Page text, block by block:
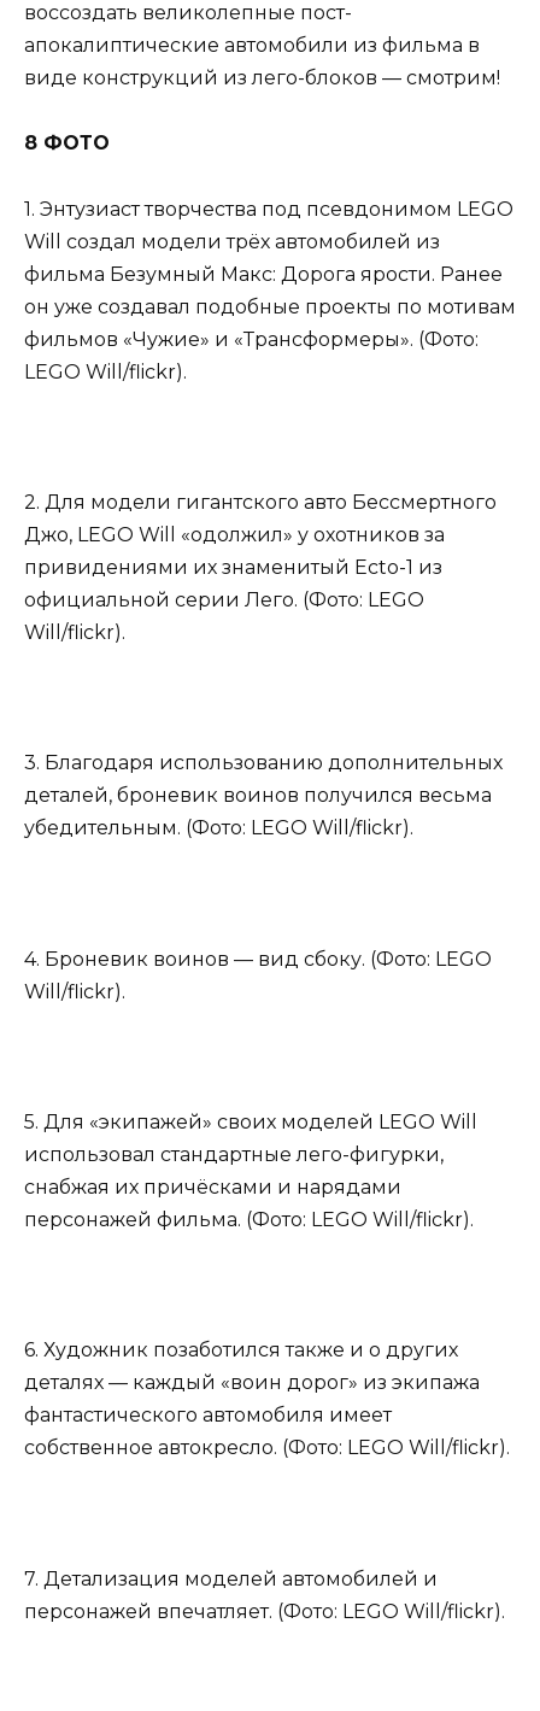
воссоздать великолепные пост-
апокалиптические автомобили из фильма в
виде конструкций из лего-блоков — смотрим!
8 ФОТО
1. Энтузиаст творчества под псевдонимом LEGO
Will создал модели трёх автомобилей из
фильма Безумный Макс: Дорога ярости. Ранее
он уже создавал подобные проекты по мотивам
фильмов «Чужие» и «Трансформеры». (Фото:
LEGO Will/flickr).
2. Для модели гигантского авто Бессмертного
Джо, LEGO Will «одолжил» у охотников за
привидениями их знаменитый Ecto-1 из
официальной серии Лего. (Фото: LEGO
Will/flickr).
3. Благодаря использованию дополнительных
деталей, броневик воинов получился весьма
убедительным. (Фото: LEGO Will/flickr).
4. Броневик воинов — вид сбоку. (Фото: LEGO
Will/flickr).
5. Для «экипажей» своих моделей LEGO Will
использовал стандартные лего-фигурки,
снабжая их причёсками и нарядами
персонажей фильма. (Фото: LEGO Will/flickr).
6. Художник позаботился также и о других
деталях — каждый «воин дорог» из экипажа
фантастического автомобиля имеет
собственное автокресло. (Фото: LEGO Will/flickr).
7. Детализация моделей автомобилей и
персонажей впечатляет. (Фото: LEGO Will/flickr).